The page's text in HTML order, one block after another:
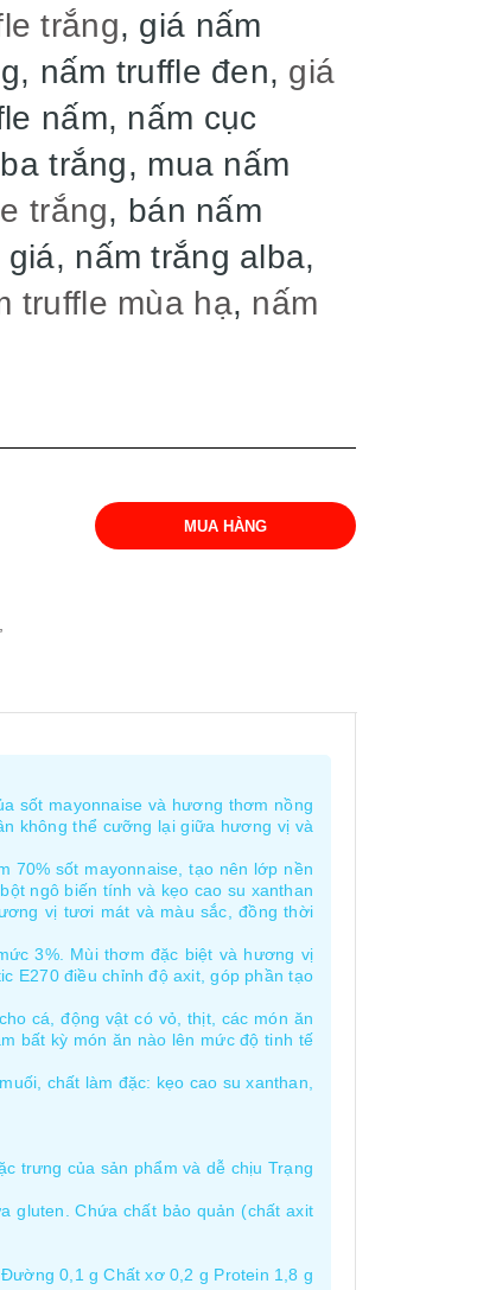
trắng, giá nấm
nấm truffle đen, giá
nấm, nấm cục
trắng, mua nấm
trắng, bán nấm
nấm trắng alba,
truffle mùa hạ, nấm
MUA HÀNG
sốt mayonnaise và hương thơm nồng
không thể cưỡng lại giữa hương vị và
70% sốt mayonnaise, tạo nên lớp nền
ngô biến tính và kẹo cao su xanthan
vị tươi mát và màu sắc, đồng thời
3%. Mùi thơm đặc biệt và hương vị
E270 điều chỉnh độ axit, góp phần tạo
cá, động vật có vỏ, thịt, các món ăn
bất kỳ món ăn nào lên mức độ tinh tế
chất làm đặc: kẹo cao su xanthan,
trưng của sản phẩm và dễ chịu Trạng
gluten. Chứa chất bảo quản (chất axit
0,1 g Chất xơ 0,2 g Protein 1,8 g